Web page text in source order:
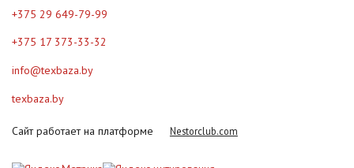
+375 29 649-79-99
+375 17 373-33-32
info@texbaza.by
texbaza.by
Сайт работает на платформе Nestorclub.com